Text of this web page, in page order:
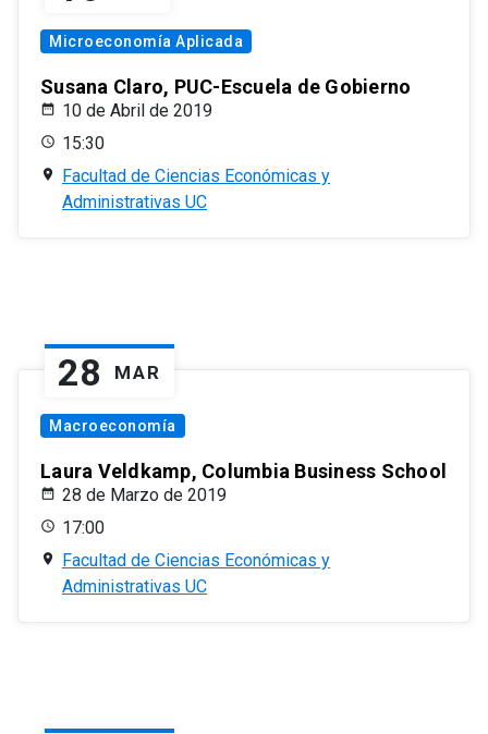
Microeconomía Aplicada
Susana Claro, PUC-Escuela de Gobierno
10 de Abril de 2019
15:30
Facultad de Ciencias Económicas y
Administrativas UC
28 MAR
Macroeconomía
Laura Veldkamp, Columbia Business School
28 de Marzo de 2019
17:00
Facultad de Ciencias Económicas y
Administrativas UC